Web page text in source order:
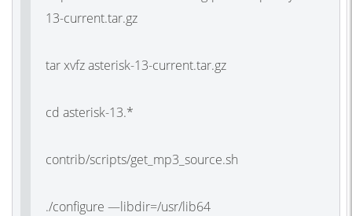
13-current.tar.gz
tar xvfz asterisk-13-current.tar.gz
cd asterisk-13.*
contrib/scripts/get_mp3_source.sh
./configure —libdir=/usr/lib64